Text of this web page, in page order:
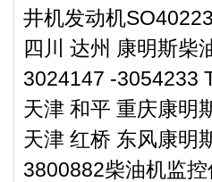
井机发动机SO40223
四川 达州 康明斯柴
3024147 -3054233
天津 和平 重庆康明
天津 红桥 东风康明
3800882柴油机监